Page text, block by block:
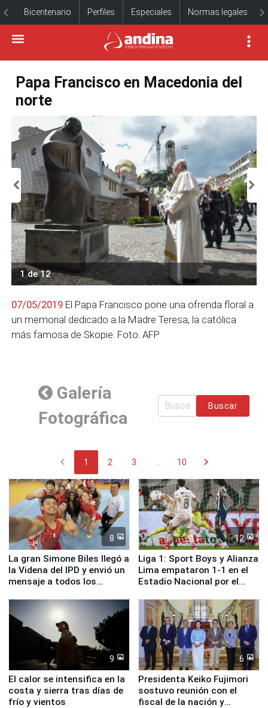
Bicentenario Perfiles Especiales Normas legales
Papa Francisco en Macedonia del
norte
1 de 12
07/05/2019 El Papa Francisco pone una ofrenda floral a
un memorial dedicado a la Madre Teresa, la católica
más famosa de Skopie. Foto: AFP
Galería
Fotográfica
Buscar
chevron_left 1 2 3 10 chevron_right
8
La gran Simone Biles llegó a
la Videna del IPD y envió un
mensaje a todos los
12
Liga 1: Sport Boys y Alianza
Lima empataron 1-1 en el
Estadio Nacional por el
9
El calor se intensifica en la
costa y sierra tras días de
frío y vientos
6
Presidenta Keiko Fujimori
sostuvo reunión con el
fiscal de la nación y